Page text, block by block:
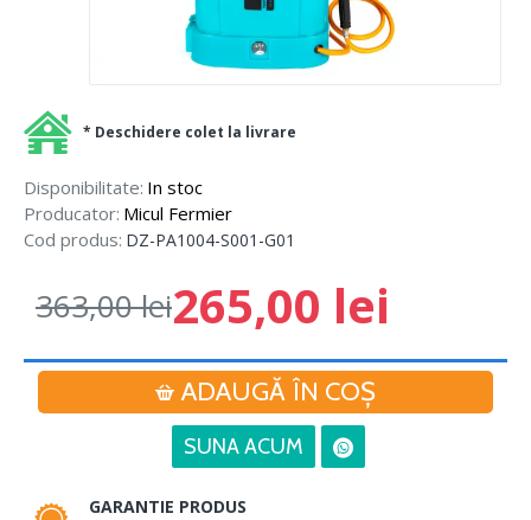
Disponibilitate: In stoc
Producator: Micul Fermier
Cod produs: DZ-PA1004-S001-G01
265,00 lei
363,00 lei
ADAUGĂ ÎN COŞ
SUNA ACUM
* Deschidere colet la livrare
GARANTIE PRODUS